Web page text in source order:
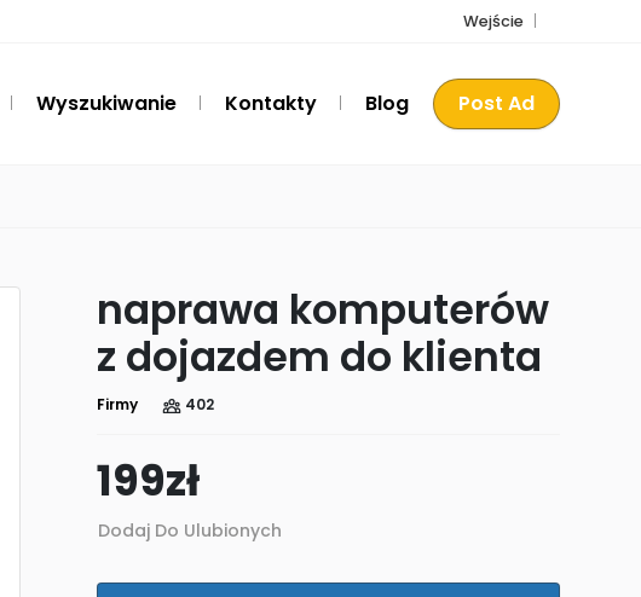
Wejście
Wyszukiwanie Kontakty Blog Post Ad
naprawa komputerów
z dojazdem do klienta
Firmy 402
199zł
Dodaj Do Ulubionych